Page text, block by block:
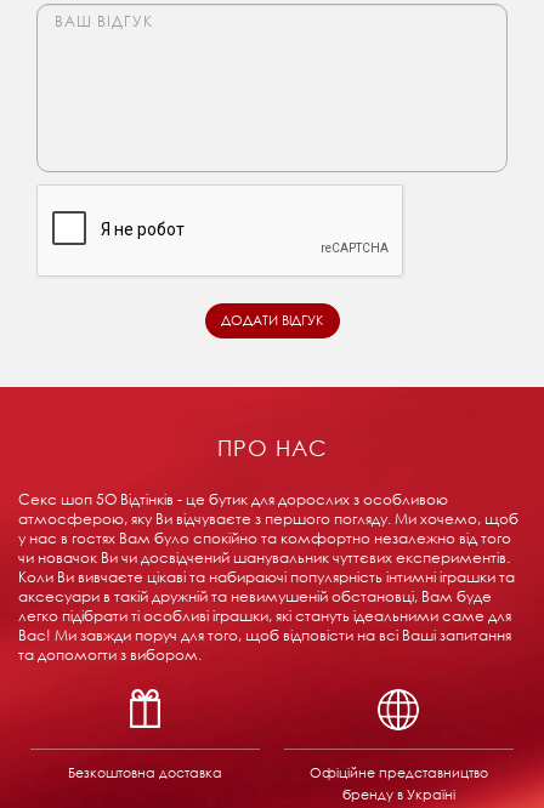
ПРО НАС
Секс шоп 5О Відтінків - це бутик для дорослих з особливою
атмосферою, яку Ви відчуваєте з першого погляду. Ми хочемо, щоб
у нас в гостях Вам було спокійно та комфортно незалежно від того
чи новачок Ви чи досвідчений шанувальник чуттєвих експериментів.
Коли Ви вивчаєте цікаві та набираючі популярність інтимні іграшки та
аксесуари в такій дружній та невимушеній обстановці, Вам буде
легко підібрати ті особливі іграшки, які стануть ідеальними саме для
Вас! Ми завжди поруч для того, щоб відповісти на всі Ваші запитання
та допомогти з вибором.
Безкоштовна доставка
Офіційне представництво
бренду в Україні